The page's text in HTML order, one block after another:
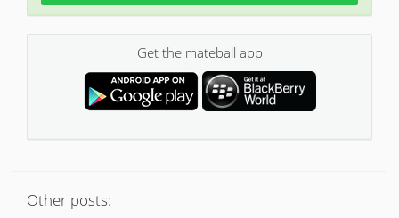
Get the mateball app
Other posts: